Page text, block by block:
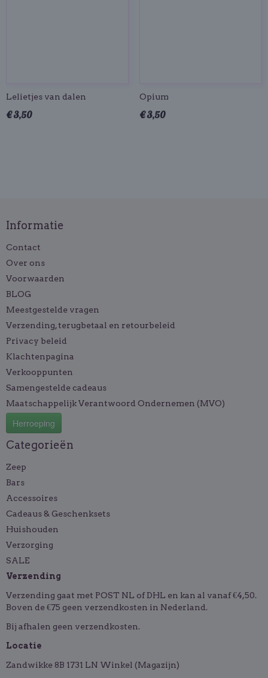
Lelietjes van dalen
€ 3,50
Opium
€ 3,50
Informatie
Contact
Over ons
Voorwaarden
BLOG
Meestgestelde vragen
Verzending, terugbetaal en retourbeleid
Privacy beleid
Klachtenpagina
Verkooppunten
Samengestelde cadeaus
Maatschappelijk Verantwoord Ondernemen (MVO)
Herroeping
Categorieën
Zeep
Bars
Accessoires
Cadeaus & Geschenksets
Huishouden
Verzorging
SALE
Verzending
Verzending gaat met POST NL of DHL en kan al vanaf €4,50.
Boven de €75 geen verzendkosten in Nederland.
Bij afhalen geen verzendkosten.
Locatie
Zandwikke 8B 1731 LN Winkel (Magazijn)